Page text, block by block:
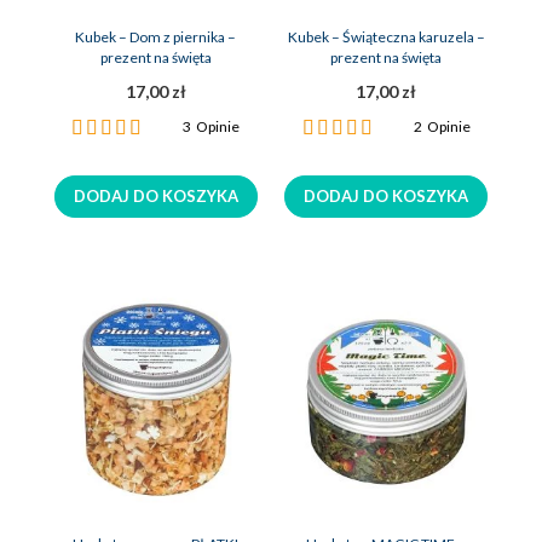
Kubek – Dom z piernika –
prezent na święta
17,00 zł
Ocena:
3Opinie
DODAJ DO KOSZYKA
Kubek – Świąteczna karuzela –
prezent na święta
17,00 zł
Ocena:
2 Opinie
DODAJ DO KOSZYKA